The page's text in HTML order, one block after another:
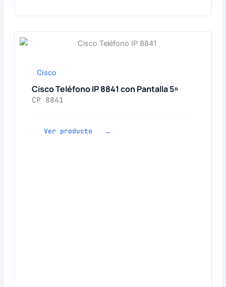
Cisco
Cisco Teléfono IP 8841 con Pantalla 5»
CP 8841
Ver producto →